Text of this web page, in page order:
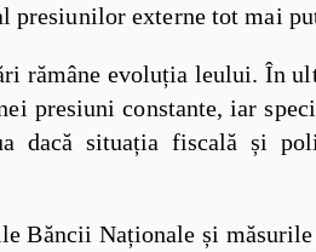
externe tot mai
rămâne evoluția leului. În
presiuni constante, iar
dacă situația fiscală și
Băncii Naționale și măsurile